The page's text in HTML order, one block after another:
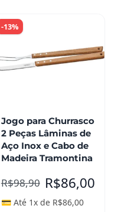
-13%
Jogo para Churrasco
2 Peças Lâminas de
Aço Inox e Cabo de
Madeira Tramontina
R$98,90 R$86,00
💳 Até 1x de R$86,00